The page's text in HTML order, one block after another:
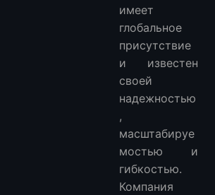
имеет
глобальное
присутствие
и известен
своей
надежностью
,
масштабируе
мостью и
гибкостью.
Компания